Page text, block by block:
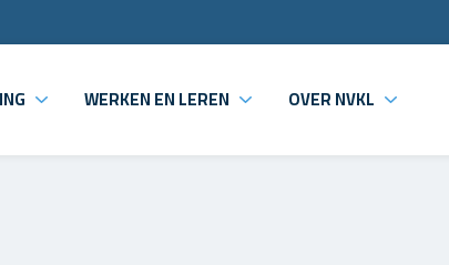
WERKEN EN LEREN OVER NVKL